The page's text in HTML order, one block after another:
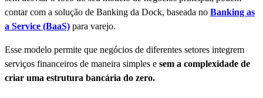
contar com a solução de Banking da Dock, baseada no Banking as
a Service (BaaS) para varejo.
Esse modelo permite que negócios de diferentes setores integrem
serviços financeiros de maneira simples e sem a complexidade de
criar uma estrutura bancária do zero.